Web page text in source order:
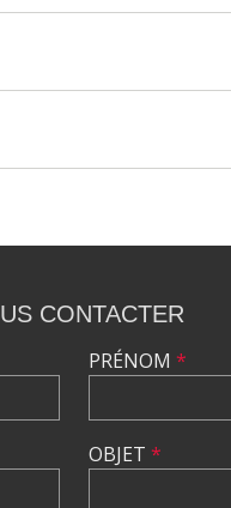
CONTACTER
PRÉNOM *
OBJET *